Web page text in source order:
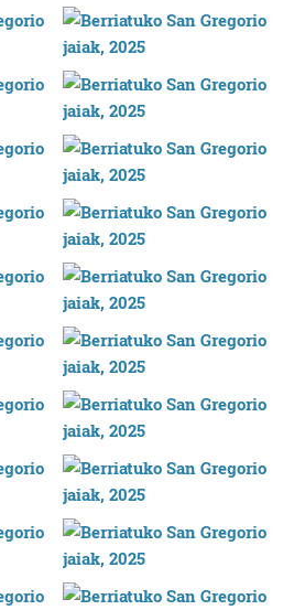
babesten dira. Ikusi gure
ustez zein helburutarako
eta horren aurka nola egin
prozesatzeko moduari
eta ezarri zure lehentasunak
unetan alda edo ken dezakezu
adierazpenean.
propioak eta hirugarrenen cookie-
Zure esperientzia eta
asmoz, cookie teknologiaz
onartuz gero, teknologia hori